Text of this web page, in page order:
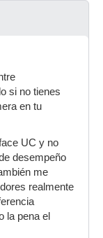
si no tienes
en tu
UC y no
desempeño
me
realmente
la pena el